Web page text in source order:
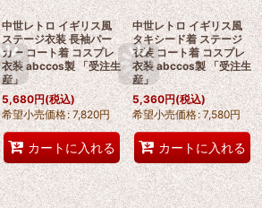
中世レトロ イギリス風
ステージ衣装 長袖パー
カー コート着 コスプレ
衣装 abccos製 「受注生
産」
5,680円(税込)
希望小売価格: 7,820円
カートに入れる
中世レトロ イギリス風
タキシード着 ステージ
衣装 コート着 コスプレ
衣装 abccos製 「受注生
産」
5,360円(税込)
希望小売価格: 7,580円
カートに入れる